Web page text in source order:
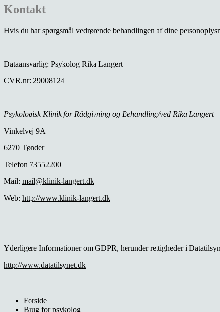
Kontakt
Hvis du har spørgsmål vedrørende behandlingen af dine
Dataansvarlig: Psykolog Rika Langert
CVR.nr: 29008124
Psykologisk Klinik for Rådgivning og Behandling/ved Rika Langert
Vinkelvej 9A
6270 Tønder
Telefon 73552200
Mail: mail@klinik-langert.dk
Web: http://www.klinik-langert.dk
Yderligere Informationer om GDPR, herunder rettigheder i
http://www.datatilsynet.dk
Forside
Brug for psykolog